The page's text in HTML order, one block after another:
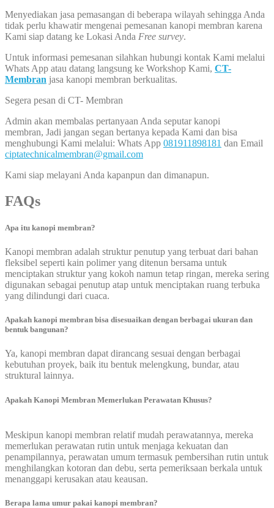
Menyediakan jasa pemasangan di beberapa wilayah sehingga Anda
tidak perlu khawatir mengenai pemesanan kanopi membran karena
Kami siap datang ke Lokasi Anda Free survey.
Untuk informasi pemesanan silahkan hubungi kontak Kami melalui
Whats App atau datang langsung ke Workshop Kami, CT-
Membran jasa kanopi membran berkualitas.
Segera pesan di CT- Membran
Admin akan membalas pertanyaan Anda seputar kanopi
membran, Jadi jangan segan bertanya kepada Kami dan bisa
menghubungi Kami melalui: Whats App 081911898181 dan Email
ciptatechnicalmembran@gmail.com
Kami siap melayani Anda kapanpun dan dimanapun.
FAQs
Apa itu kanopi membran?
Kanopi membran adalah struktur penutup yang terbuat dari bahan
fleksibel seperti kain polimer yang ditenun bersama untuk
menciptakan struktur yang kokoh namun tetap ringan, mereka sering
digunakan sebagai penutup atap untuk menciptakan ruang terbuka
yang dilindungi dari cuaca.
Apakah kanopi membran bisa disesuaikan dengan berbagai ukuran dan
bentuk bangunan?
Ya, kanopi membran dapat dirancang sesuai dengan berbagai
kebutuhan proyek, baik itu bentuk melengkung, bundar, atau
struktural lainnya.
Apakah Kanopi Membran Memerlukan Perawatan Khusus?
Meskipun kanopi membran relatif mudah perawatannya, mereka
memerlukan perawatan rutin untuk menjaga kekuatan dan
penampilannya, perawatan umum termasuk pembersihan rutin untuk
menghilangkan kotoran dan debu, serta pemeriksaan berkala untuk
menanggapi kerusakan atau keausan.
Berapa lama umur pakai kanopi membran?